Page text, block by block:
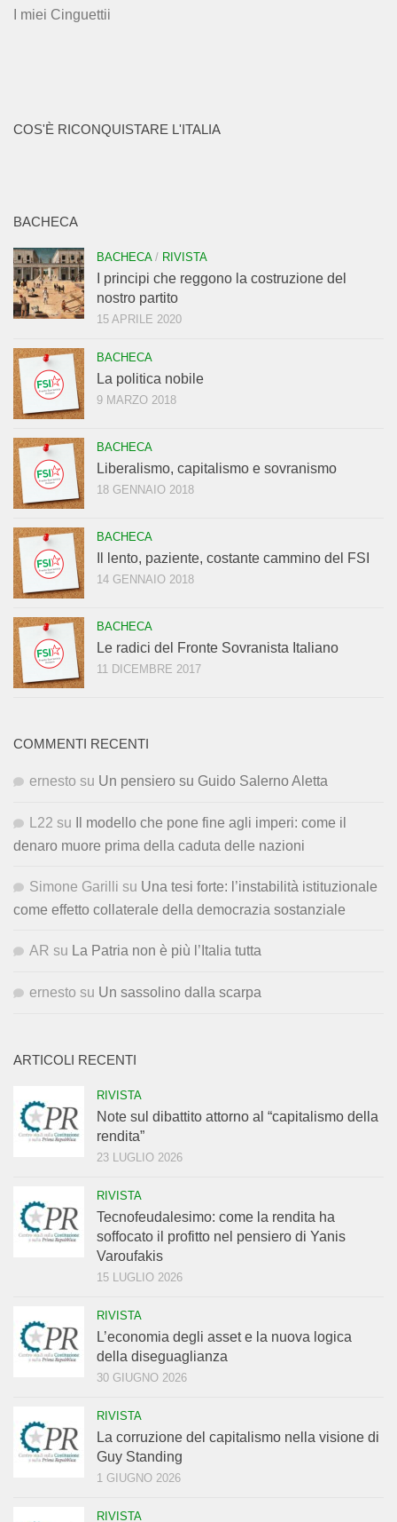
I miei Cinguettii
COS'È RICONQUISTARE L'ITALIA
BACHECA
BACHECA/ RIVISTA
I principi che reggono la costruzione del
nostro partito
15 APRILE 2020
BACHECA
La politica nobile
9 MARZO 2018
BACHECA
Liberalismo, capitalismo e sovranismo
18 GENNAIO 2018
BACHECA
Il lento, paziente, costante cammino del FSI
14 GENNAIO 2018
BACHECA
Le radici del Fronte Sovranista Italiano
11 DICEMBRE 2017
COMMENTI RECENTI
ernesto su Un pensiero su Guido Salerno Aletta
L22 su
Il modello che pone fine agli imperi: come il
denaro muore prima della caduta delle nazioni
Simone Garilli su Una tesi forte: l’instabilità istituzionale
come effetto collaterale della democrazia sostanziale
AR su La Patria non è più l’Italia tutta
ernesto su Un sassolino dalla scarpa
ARTICOLI RECENTI
RIVISTA
Note sul dibattito attorno al “capitalismo della
rendita”
23 LUGLIO 2026
RIVISTA
Tecnofeudalesimo: come la rendita ha
soffocato il profitto nel pensiero di Yanis
Varoufakis
15 LUGLIO 2026
RIVISTA
L’economia degli asset e la nuova logica
della diseguaglianza
30 GIUGNO 2026
RIVISTA
La corruzione del capitalismo nella visione di
Guy Standing
1 GIUGNO 2026
RIVISTA